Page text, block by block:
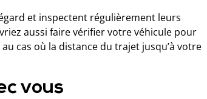
et inspectent régulièrement leurs
aussi faire vérifier votre véhicule pour
cas où la distance du trajet jusqu’à votre
vous